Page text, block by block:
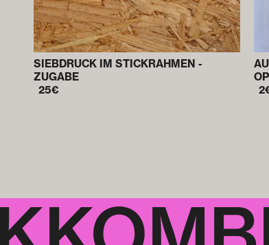
SIEBDRUCK IM STICKRAHMEN -
ZUGABE
25€
2